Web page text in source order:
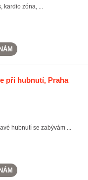
kardio zóna, ...
při hubnutí, Praha
hubnutí se zabývám ...